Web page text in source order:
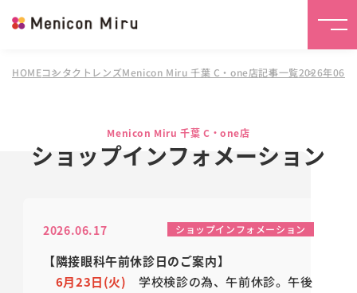
HOMEコンタクトレンズMenicon Miru 千葉 C・one店記事一覧2026年06
Menicon Miru 千葉 C・one店
ショップインフォメーション
2026.06.17 ショップインフォメーション
【隣接眼科午前休診日のご案内】
6月23日(火)学校検診の為、午前休診。午後